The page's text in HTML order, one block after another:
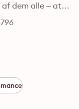
dem alle – at